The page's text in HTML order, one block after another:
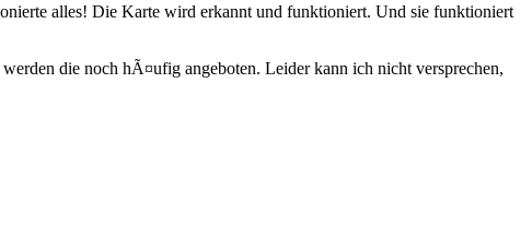
alles! Die Karte wird erkannt und funktioniert. Und sie funktioniert
die noch hÃ¤ufig angeboten. Leider kann ich nicht versprechen,